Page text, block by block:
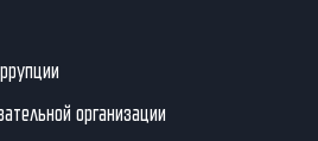
организации